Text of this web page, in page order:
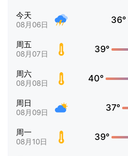
今天
08月06日 36°
周五
08月07日 39°
周六
08月08日 40°
周日
08月09日 37°
周一
08月10日 39°